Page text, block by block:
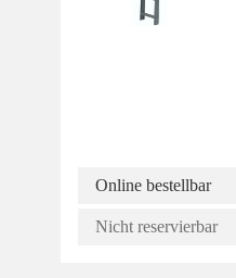
Online bestellbar
Nicht reservierbar